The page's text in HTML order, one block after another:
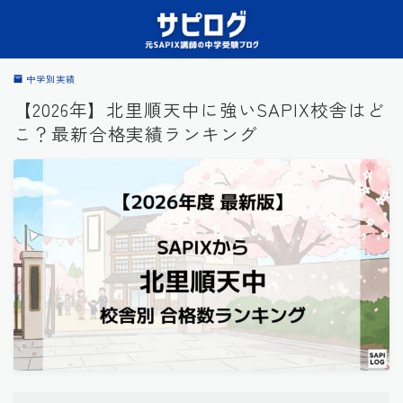
中学別実績
【2026年】北里順天中に強いSAPIX校舎はど
こ？最新合格実績ランキング